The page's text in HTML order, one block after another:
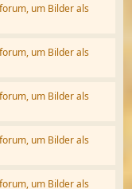
um Bilder als
um Bilder als
um Bilder als
um Bilder als
um Bilder als